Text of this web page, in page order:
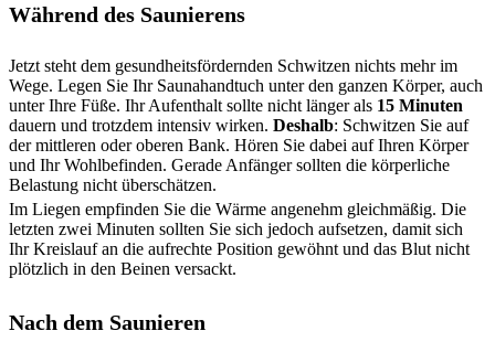
Während des Saunierens
Jetzt steht dem gesundheitsfördernden Schwitzen nichts mehr im
Wege. Legen Sie Ihr Saunahandtuch unter den ganzen Körper, auch
unter Ihre Füße. Ihr Aufenthalt sollte nicht länger als 15 Minuten
dauern und trotzdem intensiv wirken. Deshalb: Schwitzen Sie auf
der mittleren oder oberen Bank. Hören Sie dabei auf Ihren Körper
und Ihr Wohlbefinden. Gerade Anfänger sollten die körperliche
Belastung nicht überschätzen.
Im Liegen empfinden Sie die Wärme angenehm gleichmäßig. Die
letzten zwei Minuten sollten Sie sich jedoch aufsetzen, damit sich
Ihr Kreislauf an die aufrechte Position gewöhnt und das Blut nicht
plötzlich in den Beinen versackt.
Nach dem Saunieren